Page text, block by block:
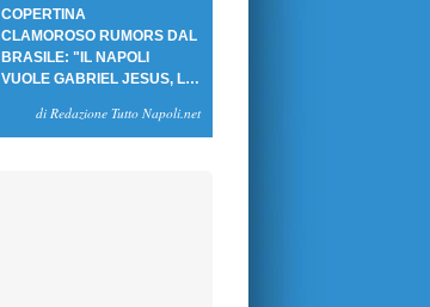
COPERTINA
CLAMOROSO RUMORS DAL
BRASILE: "IL NAPOLI
VUOLE GABRIEL JESUS, LE
di Redazione Tutto Napoli.net